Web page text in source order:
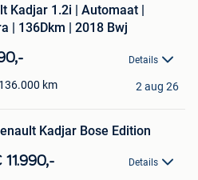
Kadjar 1.2i | Automaat |
| 136Dkm | 2018 Bwj
Details
136.000 km 2 aug 26
Kadjar Bose Edition
11.990,- Details